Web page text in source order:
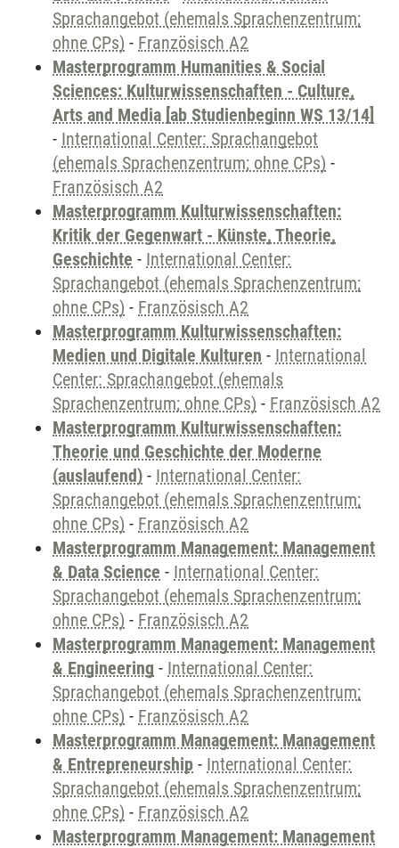
Sprachangebot (ehemals Sprachenzentrum;
ohne CPs) - Französisch A2
Masterprogramm Humanities & Social
Sciences: Kulturwissenschaften - Culture,
Arts and Media [ab Studienbeginn WS 13/14]
- International Center: Sprachangebot
(ehemals Sprachenzentrum; ohne CPs) -
Französisch A2
Masterprogramm Kulturwissenschaften:
Kritik der Gegenwart - Künste, Theorie,
Geschichte - International Center:
Sprachangebot (ehemals Sprachenzentrum;
ohne CPs) - Französisch A2
Masterprogramm Kulturwissenschaften:
Medien und Digitale Kulturen - International
Center: Sprachangebot (ehemals
Sprachenzentrum; ohne CPs) - Französisch A2
Masterprogramm Kulturwissenschaften:
Theorie und Geschichte der Moderne
(auslaufend) - International Center:
Sprachangebot (ehemals Sprachenzentrum;
ohne CPs) - Französisch A2
Masterprogramm Management: Management
& Data Science - International Center:
Sprachangebot (ehemals Sprachenzentrum;
ohne CPs) - Französisch A2
Masterprogramm Management: Management
& Engineering - International Center:
Sprachangebot (ehemals Sprachenzentrum;
ohne CPs) - Französisch A2
Masterprogramm Management: Management
& Entrepreneurship - International Center:
Sprachangebot (ehemals Sprachenzentrum;
ohne CPs) - Französisch A2
Masterprogramm Management: Management